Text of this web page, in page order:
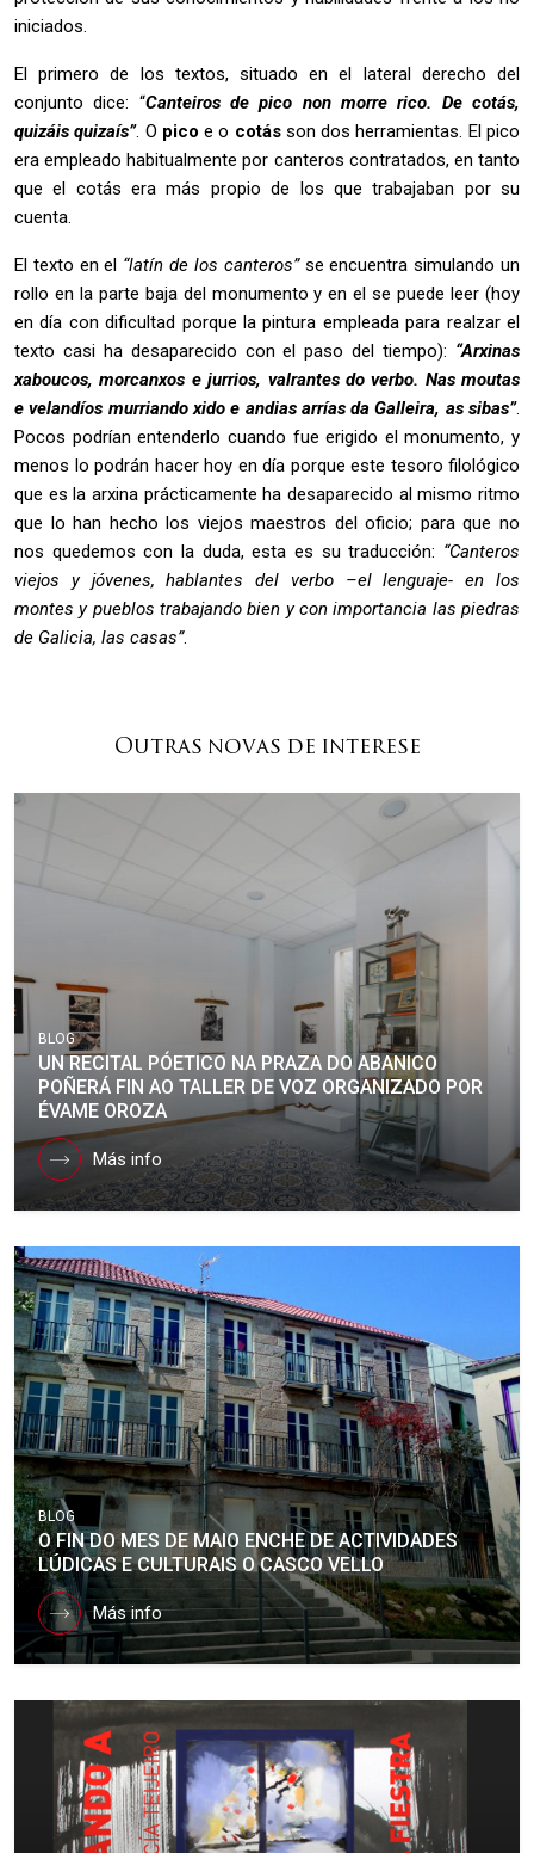
iniciados.
El primero de los textos, situado en el lateral derecho del
conjunto dice: “Canteiros de pico non morre rico. De cotás,
quizáis quizaís”. O pico e o cotásson dos herramientas. El pico
era empleado habitualmente por canteros contratados, en tanto
que el cotás era más propio de los que trabajaban por su
cuenta.
El texto en el “latín de los canteros”se encuentra simulando un
rollo en la parte baja del monumento y en el se puede leer (hoy
en día con dificultad porque la pintura empleada para realzar el
texto casi ha desaparecido con el paso del tiempo): “Arxinas
xaboucos, morcanxos e jurrios, valrantes do verbo. Nas moutas
e velandíos murriando xido e andias arrías da Galleira, as sibas”.
Pocos podrían entenderlo cuando fue erigido el monumento, y
menos lo podrán hacer hoy en día porque este tesoro filológico
que es la arxina prácticamente ha desaparecido al mismo ritmo
que lo han hecho los viejos maestros del oficio; para que no
nos quedemos con la duda, esta es su traducción: “Canteros
viejos y jóvenes, hablantes del verbo –el lenguaje- en los
montes y pueblos trabajando bien y con importancia las piedras
de Galicia, las casas”.
Outras novas de interese
BLOG
UN RECITAL PÓETICO NA PRAZA DO ABANICO
POÑERÁ FIN AO TALLER DE VOZ ORGANIZADO POR
ÉVAME OROZA
Más info
BLOG
O FIN DO MES DE MAIO ENCHE DE ACTIVIDADES
LÚDICAS E CULTURAIS O CASCO VELLO
Más info